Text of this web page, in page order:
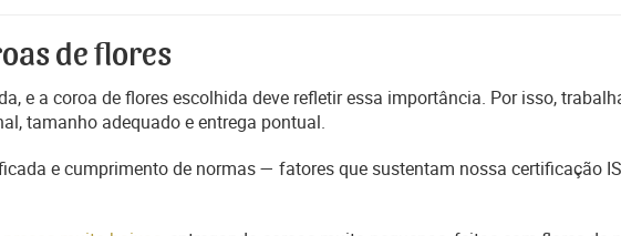
de flores
e a coroa de flores escolhida deve refletir essa importância. Por isso,
tamanho adequado e entrega pontual.
e cumprimento de normas — fatores que sustentam nossa certificação